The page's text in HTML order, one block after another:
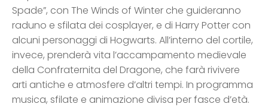
Spade”, con The Winds of Winter che guideranno
raduno e sfilata dei cosplayer, e di Harry Potter con
alcuni personaggi di Hogwarts. All’interno del cortile,
invece, prenderà vita l’accampamento medievale
della Confraternita del Dragone, che farà rivivere
arti antiche e atmosfere d’altri tempi. In programma
musica, sfilate e animazione divisa per fasce d’età.